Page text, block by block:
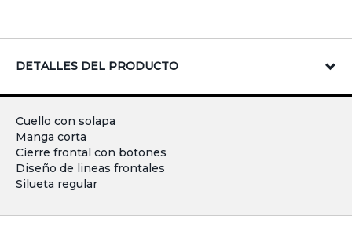
DETALLES DEL PRODUCTO
Cuello con solapa
Manga corta
Cierre frontal con botones
Diseño de lineas frontales
Silueta regular